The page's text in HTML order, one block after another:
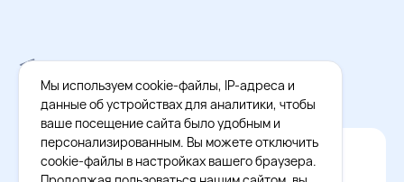
Мы в Телеграм
Документы об обработке персональных данных
Охрана труда – результаты СОУТ
Официальное приложение Восток - Запад
Cкачайте бесплатное приложение
Мы используем cookie-файлы, IP-адреса и
данные об устройствах для аналитики, чтобы
ваше посещение сайта было удобным и
персонализированным. Вы можете отключить
cookie-файлы в настройках вашего браузера.